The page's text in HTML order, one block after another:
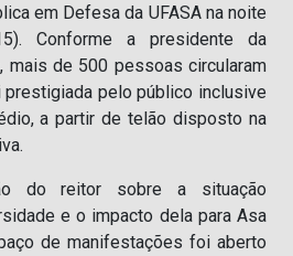
em Defesa da UFASA na noite
Conforme a presidente da
mais de 500 pessoas circularam
pelo público inclusive
a partir de telão disposto na
do reitor sobre a situação
e o impacto dela para Asa
de manifestações foi aberto